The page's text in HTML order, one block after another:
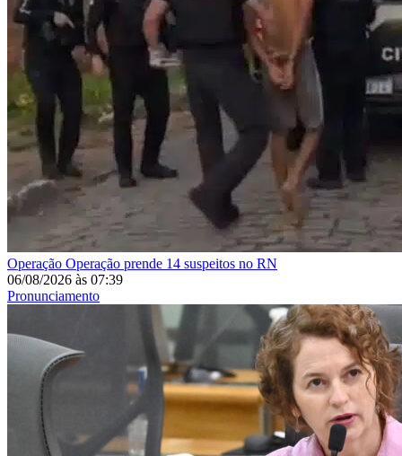
Operação Operação prende 14 suspeitos no RN
06/08/2026 às 07:39
Pronunciamento